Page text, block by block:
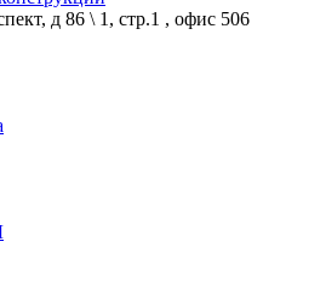
д 86 \ 1, стр.1 , офис 506